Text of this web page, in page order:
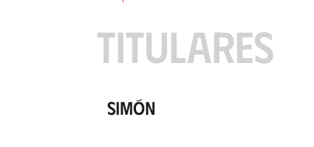
TITULARES
Simón